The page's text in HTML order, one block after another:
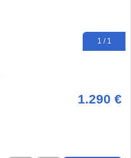
1 / 1
1.290 €